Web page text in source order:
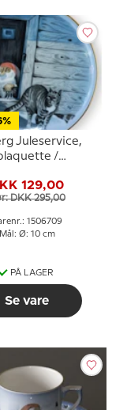
Juleservice,
/
Bing & Grøndahl
1506709
129,00
DKK 295,00
1506709
Mål: Ø: 10 cm
PÅ LAGER
Se vare